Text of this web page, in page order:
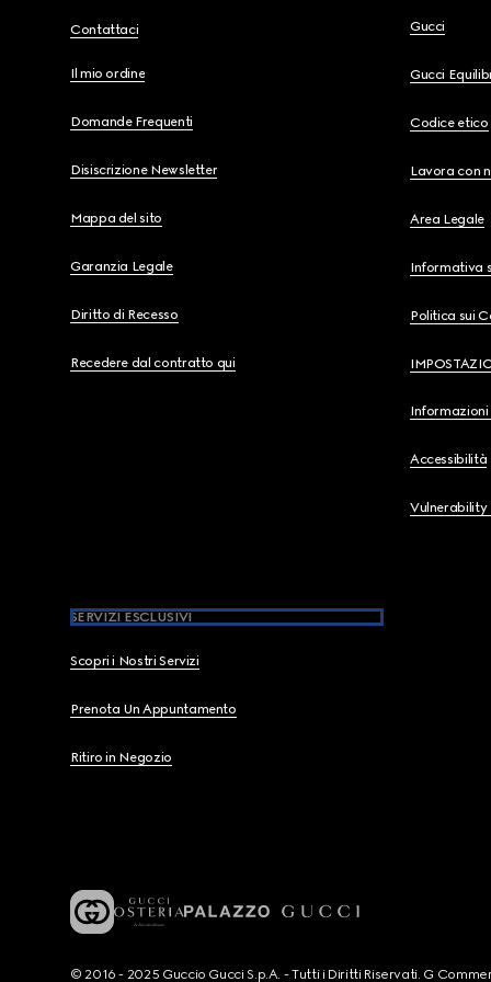
Contattaci
Il mio ordine
Domande Frequenti
Disiscrizione Newsletter
Mappa del sito
Garanzia Legale
Diritto di Recesso
Recedere dal contratto qui
Gucci
Gucci
Codice etico
Lavora con
Area Legale
Informativa
Politica sui
Informazioni
Accessibilità
Vulnerability
SERVIZI ESCLUSIVI
Scopri i Nostri Servizi
Prenota Un Appuntamento
Ritiro in Negozio
© 2016 - 2025 Guccio Gucci S.p.A. - Tutti i Diritti Riservati. G